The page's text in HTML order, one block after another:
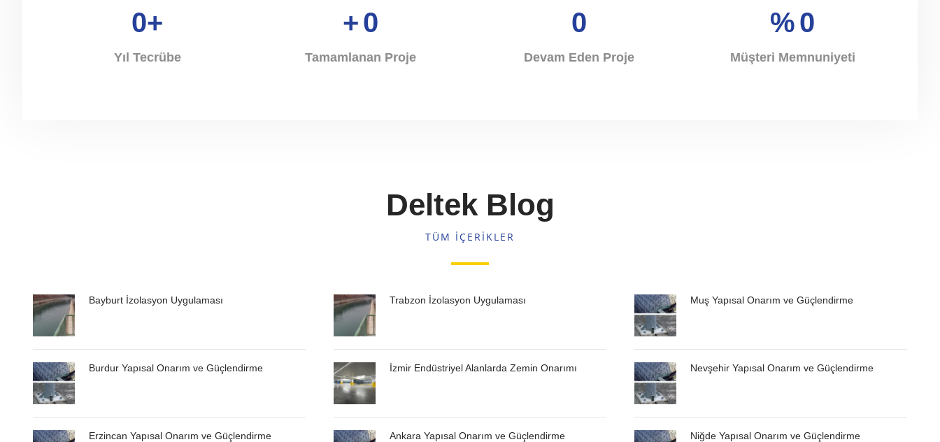
0+
Yıl Tecrübe
+0
Tamamlanan Proje
0
Devam Eden Proje
%0
Müşteri Memnuniyeti
Deltek Blog
TÜM İÇERIKLER
Bayburt İzolasyon Uygulaması
Burdur Yapısal Onarım ve Güçlendirme
Erzincan Yapısal Onarım ve Güçlendirme
Trabzon İzolasyon Uygulaması
İzmir Endüstriyel Alanlarda Zemin Onarımı
Ankara Yapısal Onarım ve Güçlendirme
Muş Yapısal Onarım ve Güçlendirme
Nevşehir Yapısal Onarım ve Güçlendirme
Niğde Yapısal Onarım ve Güçlendirme